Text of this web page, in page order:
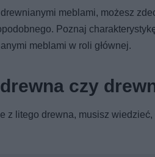
meblami, możesz
Poznaj
meblami w roli głównej.
czy
z litego drewna, musisz